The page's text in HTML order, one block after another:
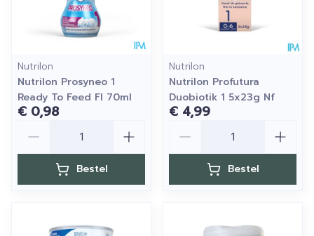
Nutrilon
Nutrilon Prosyneo 1
Ready To Feed Fl 70ml
€ 0,98
Bestel
Nutrilon
Nutrilon Profutura
Duobiotik 1 5x23g Nf
€ 4,99
Bestel